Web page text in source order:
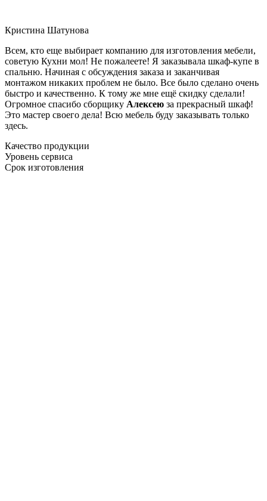
Кристина Шатунова
Всем, кто еще выбирает компанию для изготовления мебели,
советую Кухни мол! Не пожалеете! Я заказывала шкаф-купе в
спальню. Начиная с обсуждения заказа и заканчивая
монтажом никаких проблем не было. Все было сделано очень
быстро и качественно. К тому же мне ещё скидку сделали!
Огромное спасибо сборщику Алексею за прекрасный шкаф!
Это мастер своего дела! Всю мебель буду заказывать только
здесь.
Качество продукции
Уровень сервиса
Срок изготовления